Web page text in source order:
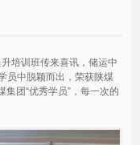
培训班传来喜讯，储运中
员中脱颖而出，荣获陕煤
集团“优秀学员”，每一次的